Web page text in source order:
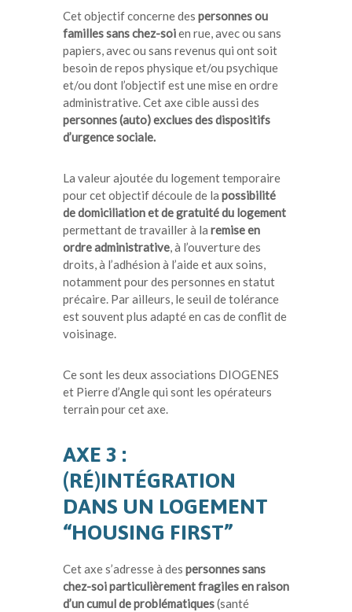
Cet objectif concerne des personnes ou
familles sans chez-soien rue, avec ou sans
papiers, avec ou sans revenus qui ont soit
besoin de repos physique et/ou psychique
et/ou dont l’objectif est une mise en ordre
administrative. Cet axe cible aussi des
personnes (auto) exclues des dispositifs
d’urgence sociale.
La valeur ajoutée du logement temporaire
pour cet objectif découle de la possibilité
de domiciliation et de gratuité du logement
permettant de travailler à la remise en
ordre administrative, à l’ouverture des
droits, à l’adhésion à l’aide et aux soins,
notamment pour des personnes en statut
précaire. Par ailleurs, le seuil de tolérance
est souvent plus adapté en cas de conflit de
voisinage.
Ce sont les deux associations DIOGENES
et Pierre d’Angle qui sont les opérateurs
terrain pour cet axe.
AXE 3 :
(RÉ)INTÉGRATION
DANS UN LOGEMENT
“HOUSING FIRST”
Cet axe s’adresse à des personnes sans
chez-soi particulièrement fragiles en raison
d’un cumul de problématiques(santé